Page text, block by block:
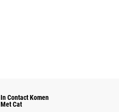
In Contact Komen
Met Cat